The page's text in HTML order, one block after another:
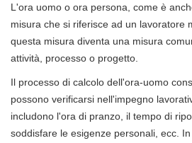
L'ora uomo o ora persona, come è
misura che si riferisce ad un lavoratore
questa misura diventa una misura
attività, processo o progetto.
Il processo di calcolo dell'ora-uomo
possono verificarsi nell'impegno
includono l'ora di pranzo, il tempo di
soddisfare le esigenze personali, ecc.